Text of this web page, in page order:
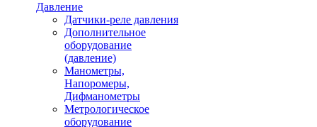
Давление
Датчики-реле давления
Дополнительное
оборудование
(давление)
Манометры,
Напоромеры,
Дифманометры
Метрологическое
оборудование